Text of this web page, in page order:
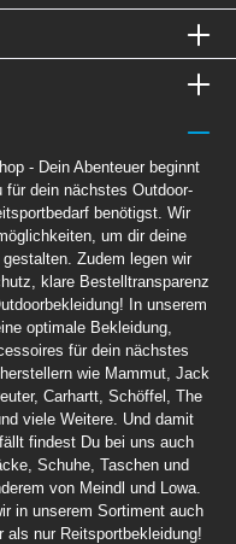
- Dein Abenteuer beginnt
dein nächstes Outdoor-
benötigst. Wir
um dir deine
Zudem legen wir
klare Bestelltransparenz
In unserem
optimale Bekleidung,
für dein nächstes
wie Mammut, Jack
Carhartt, Schöffel, The
viele Weitere. Und damit
findest Du bei uns auch
Schuhe, Taschen und
von Meindl und Lowa.
in unserem Sortiment auch
als nur Reitsportbekleidung!